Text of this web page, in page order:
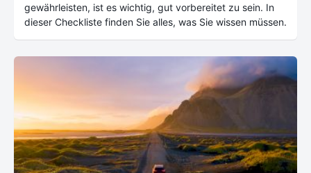
gewährleisten, ist es wichtig, gut vorbereitet zu sein. In
dieser Checkliste finden Sie alles, was Sie wissen müssen.